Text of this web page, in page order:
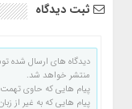
ثبت دیدگاه
دیدگاه های ارسال شده
منتشر خواهد شد.
پیام هایی که حاوی تهمت
پیام هایی که به غیر از